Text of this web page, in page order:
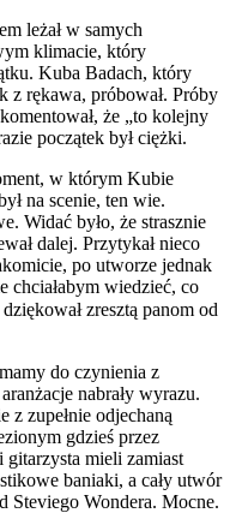
leżał w samych
klimacie, który
Kuba Badach, który
z rękawa, próbował. Próby
że „to kolejny
początek był ciężki.
w którym Kubie
na scenie, ten wie.
Widać było, że strasznie
dalej. Przytykał nieco
po utworze jednak
chciałabym wiedzieć, co
zresztą panom od
do czynienia z
nabrały wyrazu.
z zupełnie odjechaną
gdzieś przez
mieli zamiast
baniaki, a cały utwór
Steviego Wondera. Mocne.